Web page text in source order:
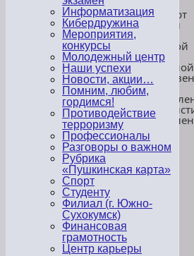
Хасавюрт
буклеты
Памяткой
об
уголовной
за
Террору
нет
в
Информатизация
Кибердружина
Мероприятия,
конкурсы
Молодежный центр
Наши успехи
Новости, акции…
Помним, любим,
гордимся!
Противодействие
терроризму
Профессионалы
Разговоры о важном
Рубрика
«Пушкинская карта»
Спорт
Студенту
Филиал (г. Южно-
Сухокумск)
Финансовая
грамотность
Центр карьеры